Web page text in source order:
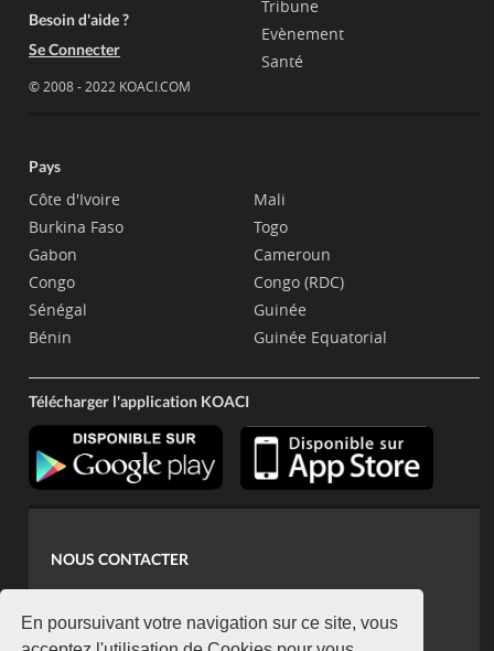
En poursuivant votre navigation sur ce site, vous
Besoin d'aide ?
Se Connecter
© 2008 - 2022 KOACI.COM
Tribune
Evènement
Santé
Pays
Côte d'Ivoire
Burkina Faso
Gabon
Congo
Sénégal
Bénin
Mali
Togo
Cameroun
Congo (RDC)
Guinée
Guinée Equatorial
Télécharger l'application KOACI
NOUS CONTACTER
koaci@yahoo.fr